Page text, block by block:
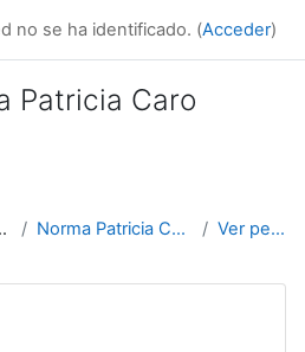
no se ha identificado. (Acceder)
Patricia Caro
Norma Patricia Caro Ver perfil